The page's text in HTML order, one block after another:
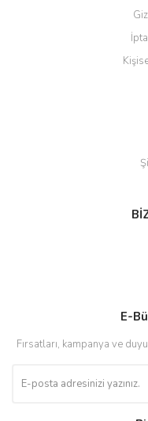
E-
Fırsatları, kampanya ve